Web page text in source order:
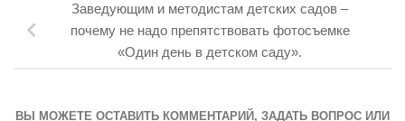
Заведующим и методистам детских садов –
почему не надо препятствовать фотосъемке
«Один день в детском саду».
ВЫ МОЖЕТЕ ОСТАВИТЬ КОММЕНТАРИЙ, ЗАДАТЬ ВОПРОС ИЛИ